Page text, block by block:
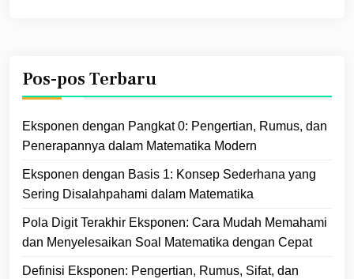
Pos-pos Terbaru
Eksponen dengan Pangkat 0: Pengertian, Rumus, dan
Penerapannya dalam Matematika Modern
Eksponen dengan Basis 1: Konsep Sederhana yang
Sering Disalahpahami dalam Matematika
Pola Digit Terakhir Eksponen: Cara Mudah Memahami
dan Menyelesaikan Soal Matematika dengan Cepat
Definisi Eksponen: Pengertian, Rumus, Sifat, dan